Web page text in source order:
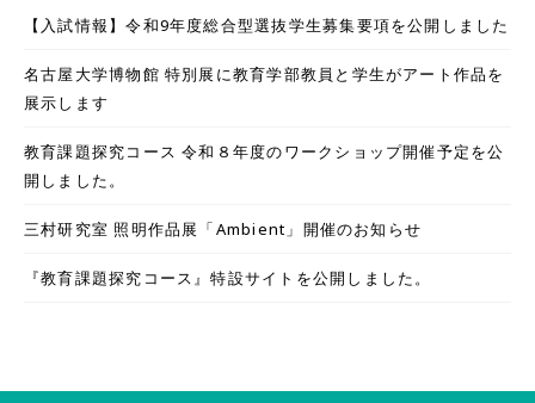
【入試情報】令和9年度総合型選抜学生募集要項を公開しました
名古屋大学博物館 特別展に教育学部教員と学生がアート作品を
展示します
教育課題探究コース 令和８年度のワークショップ開催予定を公
開しました。
三村研究室 照明作品展「Ambient」開催のお知らせ
『教育課題探究コース』特設サイトを公開しました。